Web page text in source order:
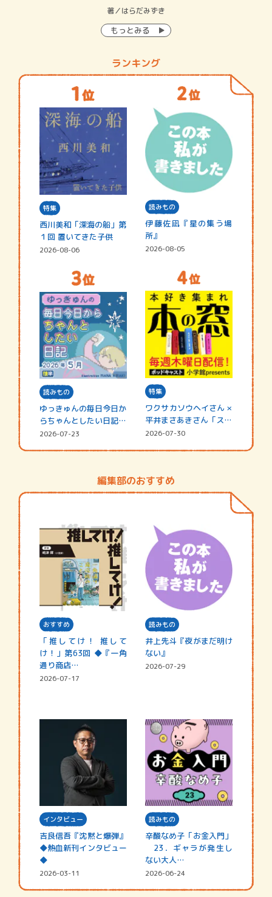
著／はらだみずき
もっとみる
ランキング
特集
西川美和「深海の船」第
１回 置いてきた子供
2026-08-06
読みもの
伊藤佐凪『星の集う場
所』
2026-08-05
読みもの
ゆっきゅんの毎日今日か
らちゃんとしたい日記
☆202…
2026-07-23
特集
ワクサカソウヘイさん ×
平井まさあきさん「スペ
シャ…
2026-07-30
編集部のおすすめ
おすすめ
「推してけ！ 推して
け！」第63回 ◆『一角
通り商店…
2026-07-17
読みもの
井上先斗『夜がまだ明け
ない』
2026-07-29
インタビュー
吉良信吾『沈黙と爆弾』
◆熱血新刊インタビュー
◆
2026-03-11
読みもの
辛酸なめ子「お金入門」
23．ギャラが発生し
ない大人…
2026-06-24